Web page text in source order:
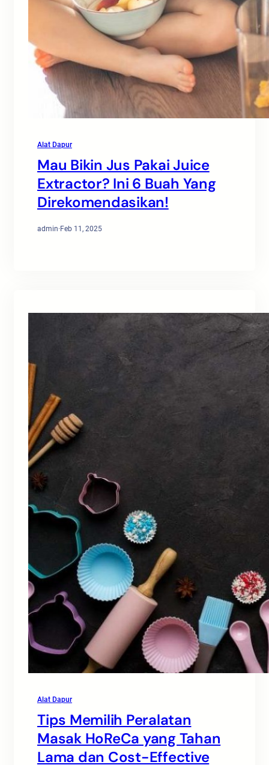
Alat Dapur
Mau Bikin Jus Pakai Juice
Extractor? Ini 6 Buah Yang
Direkomendasikan!
admin·Feb 11, 2025
Alat Dapur
Tips Memilih Peralatan
Masak HoReCa yang Tahan
Lama dan Cost-Effective